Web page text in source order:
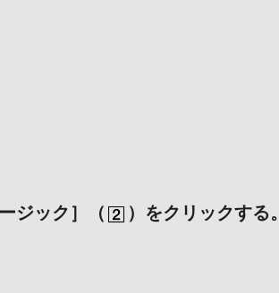
ジック］（ ）をクリックする。